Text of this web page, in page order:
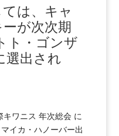
は、キャ
が次次期
ト・ゴンザ
選出され
ワニス 年次総会 に
イカ・ハノーバー出